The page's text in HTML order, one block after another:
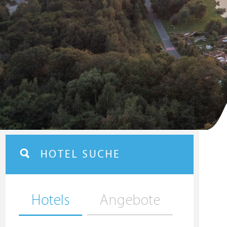
HOTEL SUCHE
Hotels Angebote